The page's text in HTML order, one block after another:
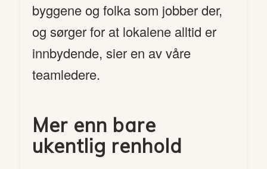
byggene og folka som jobber der,
og sørger for at lokalene alltid er
innbydende, sier en av våre
teamledere.
Mer enn bare
ukentlig renhold